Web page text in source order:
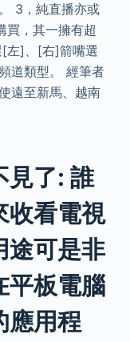
3，純直播亦或
買，其一擁有超
[左]、[右]箭嘴選
道類型。 經筆者
遠至新馬、越南
見了: 誰
收看電視
途可是非
平板電腦
應用程